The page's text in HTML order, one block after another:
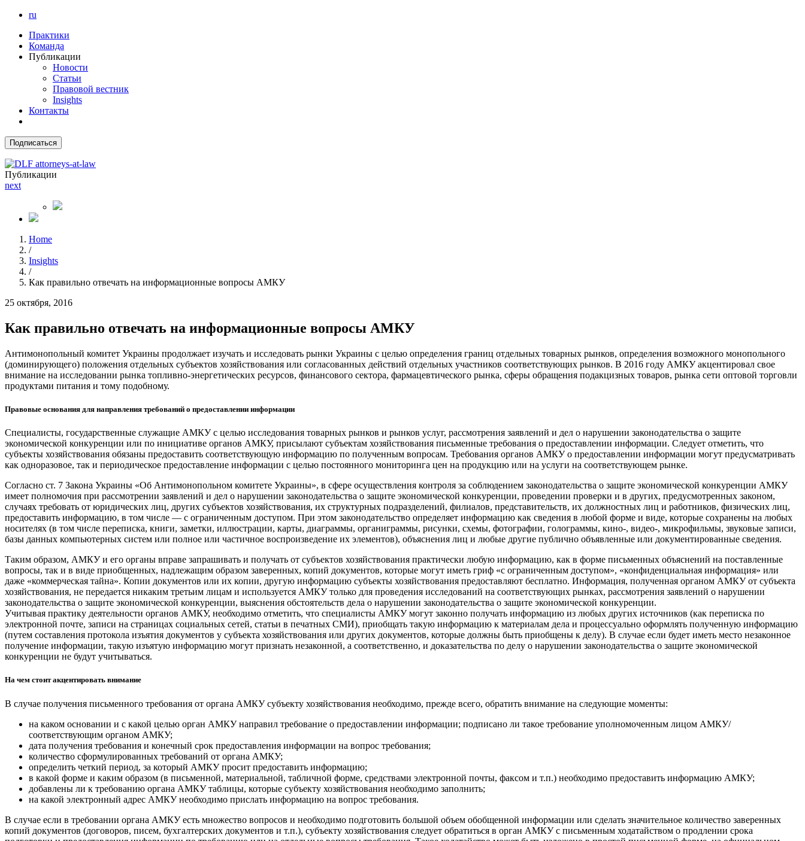
ru
Практики
Команда
Публикации
Новости
Статьи
Правовой вестник
Insights
Контакты
Подписаться
Публикации
next
Home
/
Insights
/
Как правильно отвечать на информационные вопросы АМКУ
25 октября, 2016
Как правильно отвечать на информационные вопросы АМКУ
Антимонопольный комитет Украины продолжает изучать и исследовать рынки Украины с целью определения границ отдельных товарных рынков, определения возможного монопольного
(доминирующего) положения отдельных субъектов хозяйствования или согласованных действий отдельных участников соответствующих рынков. В 2016 году АМКУ акцентировал свое
внимание на исследовании рынка топливно-энергетических ресурсов, финансового сектора, фармацевтического рынка, сферы обращения подакцизных товаров, рынка сети оптовой торговли
продуктами питания и тому подобному.
Правовые основания для направления требований о предоставлении информации
Специалисты, государственные служащие АМКУ с целью исследования товарных рынков и рынков услуг, рассмотрения заявлений и дел о нарушении законодательства о защите
экономической конкуренции или по инициативе органов АМКУ, присылают субъектам хозяйствования письменные требования о предоставлении информации. Следует отметить, что
субъекты хозяйствования обязаны предоставить соответствующую информацию по полученным вопросам. Требования органов АМКУ о предоставлении информации могут предусматривать
как одноразовое, так и периодическое предоставление информации с целью постоянного мониторинга цен на продукцию или на услуги на соответствующем рынке.
Согласно ст. 7 Закона Украины «Об Антимонопольном комитете Украины», в сфере осуществления контроля за соблюдением законодательства о защите экономической конкуренции АМКУ
имеет полномочия при рассмотрении заявлений и дел о нарушении законодательства о защите экономической конкуренции, проведении проверки и в других, предусмотренных законом,
случаях требовать от юридических лиц, других субъектов хозяйствования, их структурных подразделений, филиалов, представительств, их должностных лиц и работников, физических лиц,
предоставить информацию, в том числе — с ограниченным доступом. При этом законодательство определяет информацию как сведения в любой форме и виде, которые сохранены на любых
носителях (в том числе переписка, книги, заметки, иллюстрации, карты, диаграммы, органиграммы, рисунки, схемы, фотографии, голограммы, кино-, видео-, микрофильмы, звуковые записи,
базы данных компьютерных систем или полное или частичное воспроизведение их элементов), объяснения лиц и любые другие публично объявленные или документированные сведения.
Таким образом, АМКУ и его органы вправе запрашивать и получать от субъектов хозяйствования практически любую информацию, как в форме письменных объяснений на поставленные
вопросы, так и в виде приобщенных, надлежащим образом заверенных, копий документов, которые могут иметь гриф «с ограниченным доступом», «конфиденциальная информация» или
даже «коммерческая тайна». Копии документов или их копии, другую информацию субъекты хозяйствования предоставляют бесплатно. Информация, полученная органом АМКУ от субъекта
хозяйствования, не передается никаким третьим лицам и используется АМКУ только для проведения исследований на соответствующих рынках, рассмотрения заявлений о нарушении
законодательства о защите экономической конкуренции, выяснения обстоятельств дела о нарушении законодательства о защите экономической конкуренции.
Учитывая практику деятельности органов АМКУ, необходимо отметить, что специалисты АМКУ могут законно получать информацию из любых других источников (как переписка по
электронной почте, записи на страницах социальных сетей, статьи в печатных СМИ), приобщать такую информацию к материалам дела и процессуально оформлять полученную информацию
(путем составления протокола изъятия документов у субъекта хозяйствования или других документов, которые должны быть приобщены к делу). В случае если будет иметь место незаконное
получение информации, такую изъятую информацию могут признать незаконной, а соответственно, и доказательства по делу о нарушении законодательства о защите экономической
конкуренции не будут учитываться.
На чем стоит акцентировать внимание
В случае получения письменного требования от органа АМКУ субъекту хозяйствования необходимо, прежде всего, обратить внимание на следующие моменты:
на каком основании и с какой целью орган АМКУ направил требование о предоставлении информации; подписано ли такое требование уполномоченным лицом АМКУ/
соответствующим органом АМКУ;
дата получения требования и конечный срок предоставления информации на вопрос требования;
количество сформулированных требований от органа АМКУ;
определить четкий период, за который АМКУ просит предоставить информацию;
в какой форме и каким образом (в письменной, материальной, табличной форме, средствами электронной почты, факсом и т.п.) необходимо предоставить информацию АМКУ;
добавлены ли к требованию органа АМКУ таблицы, которые субъекту хозяйствования необходимо заполнить;
на какой электронный адрес АМКУ необходимо прислать информацию на вопрос требования.
В случае если в требовании органа АМКУ есть множество вопросов и необходимо подготовить большой объем обобщенной информации или сделать значительное количество заверенных
копий документов (договоров, писем, бухгалтерских документов и т.п.), субъекту хозяйствования следует обратиться в орган АМКУ с письменным ходатайством о продлении срока